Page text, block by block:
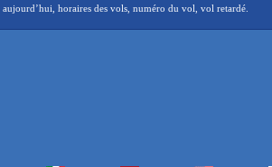
horaires des vols, numéro du vol, vol retardé.